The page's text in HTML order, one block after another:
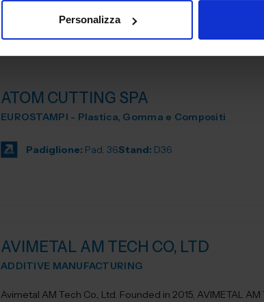
Personalizza
Padiglione:Pad. 36Stand:
ATOM CUTTING SPA
EUROSTAMPI - Plastica, Gomma e Compositi
Padiglione: Pad. 36Stand: D36
AVIMETAL AM TECH CO, LTD
ADDITIVE MANUFACTURING
Avimetal AM Tech Co., Ltd. Founded in 2015, AVIMETAL AM Tech Co.,